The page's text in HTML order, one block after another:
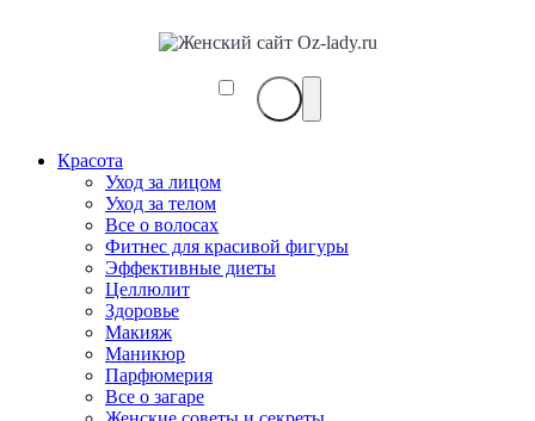
Красота
Уход за лицом
Уход за телом
Все о волосах
Фитнес для красивой фигуры
Эффективные диеты
Целлюлит
Здоровье
Макияж
Маникюр
Парфюмерия
Все о загаре